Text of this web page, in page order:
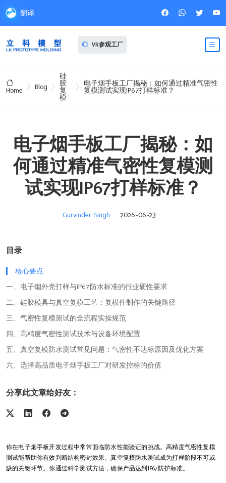
翻译
VR参观工厂
Home Blog
硅
胶
复
模
电子烟手板工厂揭秘：如何通过精准气密性
复模测试实现IP67打样标准？
电子烟手板工厂揭秘：如
何通过精准气密性复模测
试实现IP67打样标准？
Gurvinder Singh 2026-06-23
目录
核心要点
一、电子烟外壳打样与IP67防水标准的行业硬性要求
二、硅胶模具与真空复模工艺：复模件制作的关键路径
三、气密性复模测试的全流程实操规范
四、高精度气密性测试技术与设备环境配置
五、真空复模防水测试常见问题：气密性不达标原因及优化方案
六、选择高品质电子烟手板工厂对研发控标的价值
分享此文章给好友：
你在电子烟手板开发过程中常常面临防水性能验证的挑战。高精度气密性复模
测试能帮助你有效判断结构密封效果。真空复模防水测试成为打样阶段不可或
缺的关键环节。你通过科学测试方法，确保产品达到IP67防护标准。